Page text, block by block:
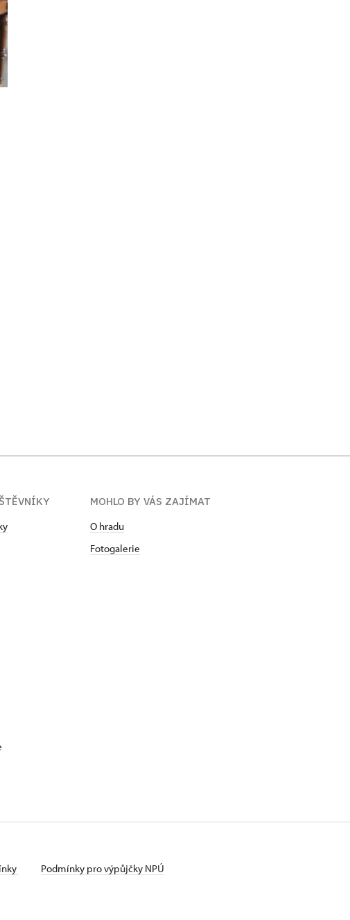
MOHLO BY VÁS ZAJÍMAT
O hradu
Fotogalerie
Podmínky pro výpůjčky NPÚ